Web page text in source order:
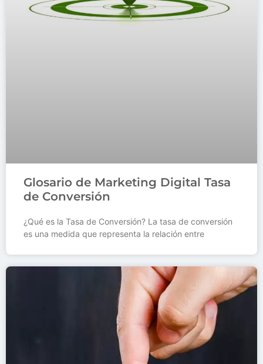
Glosario de Marketing Digital Tasa
de Conversión
¿Qué es la Tasa de Conversión? La tasa de conversión
es una medida que representa la relación entre